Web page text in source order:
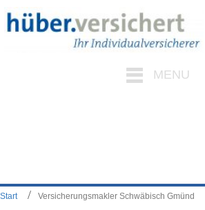
MENU
Start Versicherungsmakler Schwäbisch Gmünd